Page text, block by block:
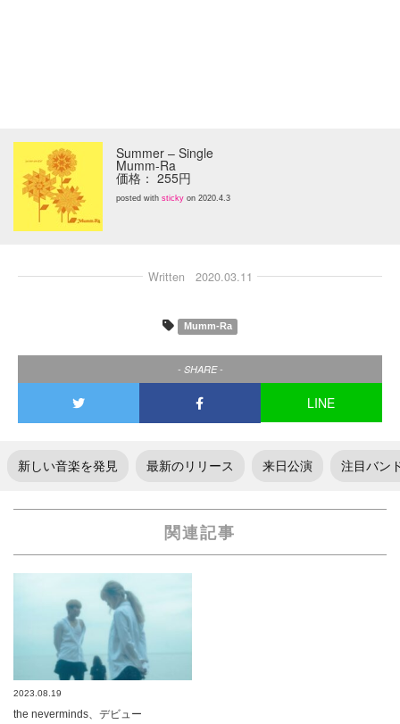
Summer – Single
Mumm-Ra
価格： 255円
posted with sticky on 2020.4.3
Written 2020.03.11
Mumm-Ra
- SHARE -
LINE
新しい音楽を発見 最新のリリース 来日公演 注目バン
関連記事
2023.08.19
the neverminds、デビュー